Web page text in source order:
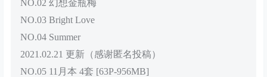
NO.02 幻想金瓶梅
NO.03 Bright Love
NO.04 Summer
2021.02.21 更新（感谢匿名投稿）
NO.05 11月本 4套 [63P-956MB]